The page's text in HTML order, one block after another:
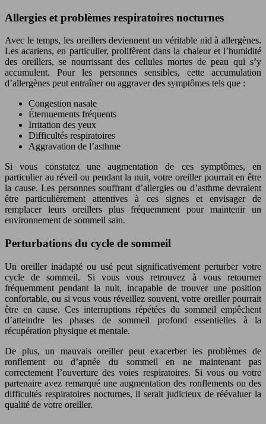
Allergies et problèmes respiratoires nocturnes
Avec le temps, les oreillers deviennent un véritable nid à allergènes.
Les acariens, en particulier, prolifèrent dans la chaleur et l’humidité
des oreillers, se nourrissant des cellules mortes de peau qui s’y
accumulent. Pour les personnes sensibles, cette accumulation
d’allergènes peut entraîner ou aggraver des symptômes tels que :
Congestion nasale
Éternuements fréquents
Irritation des yeux
Difficultés respiratoires
Aggravation de l’asthme
Si vous constatez une augmentation de ces symptômes, en
particulier au réveil ou pendant la nuit, votre oreiller pourrait en être
la cause. Les personnes souffrant d’allergies ou d’asthme devraient
être particulièrement attentives à ces signes et envisager de
remplacer leurs oreillers plus fréquemment pour maintenir un
environnement de sommeil sain.
Perturbations du cycle de sommeil
Un oreiller inadapté ou usé peut significativement perturber votre
cycle de sommeil. Si vous vous retrouvez à vous retourner
fréquemment pendant la nuit, incapable de trouver une position
confortable, ou si vous vous réveillez souvent, votre oreiller pourrait
être en cause. Ces interruptions répétées du sommeil empêchent
d’atteindre les phases de sommeil profond essentielles à la
récupération physique et mentale.
De plus, un mauvais oreiller peut exacerber les problèmes de
ronflement ou d’apnée du sommeil en ne maintenant pas
correctement l’ouverture des voies respiratoires. Si vous ou votre
partenaire avez remarqué une augmentation des ronflements ou des
difficultés respiratoires nocturnes, il serait judicieux de réévaluer la
qualité de votre oreiller.